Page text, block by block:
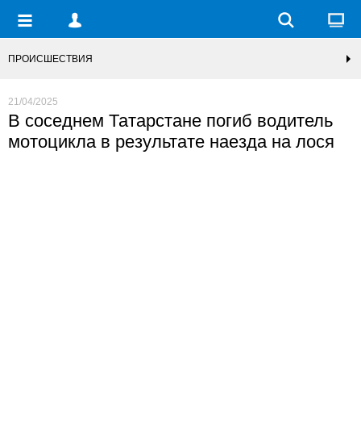
ПРОИСШЕСТВИЯ
21/04/2025
В соседнем Татарстане погиб водитель
мотоцикла в результате наезда на лося